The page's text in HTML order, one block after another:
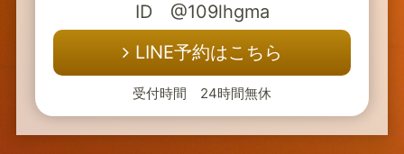
ID @109lhgma
LINE予約はこちら
受付時間 24時間無休